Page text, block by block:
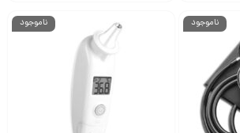
ناموجود ناموجود